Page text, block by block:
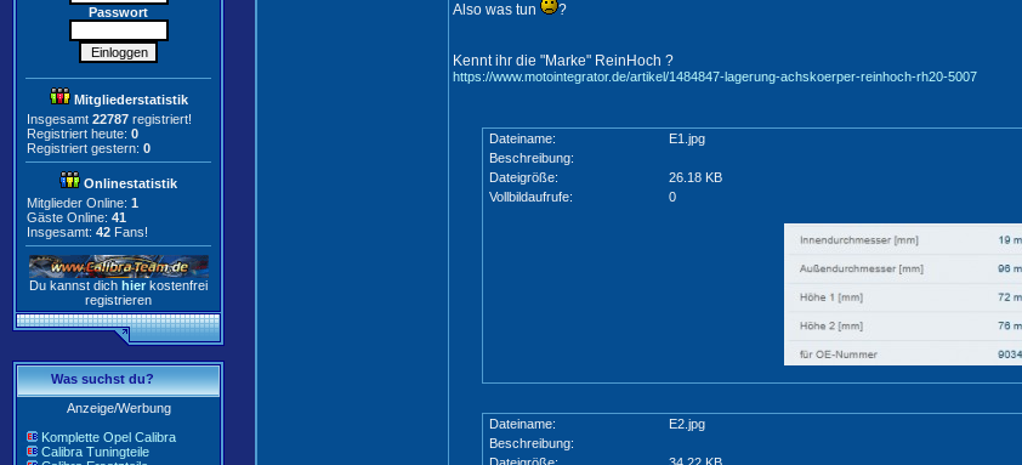
Passwort
Mitgliederstatistik
Insgesamt 22787 registriert!
Registriert heute: 0
Registriert gestern: 0
Onlinestatistik
Mitglieder Online: 1
Gäste Online: 41
Insgesamt: 42 Fans!
Du kannst dich hier kostenfrei
registrieren
Was suchst du?
Anzeige/Werbung
Komplette Opel Calibra
Calibra Tuningteile
Also was tun ?
Kennt ihr die "Marke" ReinHoch ?
https://www.motointegrator.de/artikel/1484847-lagerung-achskoerper-reinhoch-rh20-5007
Dateiname:
E1.jpg
Beschreibung:
Dateigröße:
26.18 KB
Vollbildaufrufe:
0
Dateiname:
E2.jpg
Beschreibung: